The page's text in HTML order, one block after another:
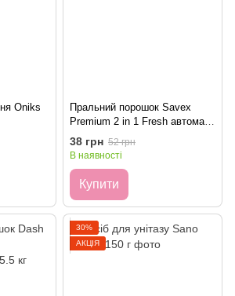
Oniks
Пральний порошок Savex
Premium 2 in 1 Fresh автомат
300 г
38 грн 52 грн
В наявності
Купити
30%
АКЦІЯ